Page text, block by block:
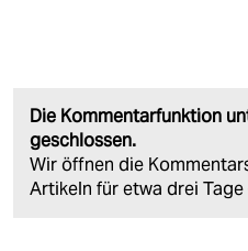
Die Kommentarfunktion
geschlossen.
Wir öffnen die
Artikeln für etwa drei Tage